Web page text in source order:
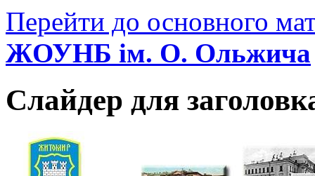
Перейти до основного
ЖОУНБ ім. О. Ольжича
Слайдер для